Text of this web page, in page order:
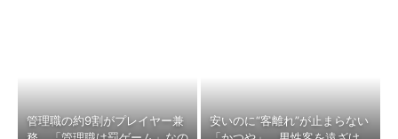
管理職の約9割がプレイヤー兼
安いのに“客離れ”が止まらない